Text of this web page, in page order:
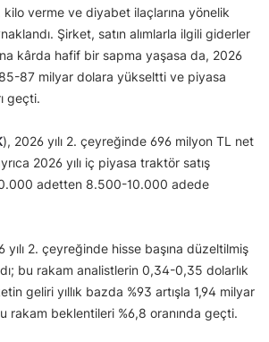
kilo verme ve diyabet ilaçlarına yönelik
Şirket, satın alımlarla ilgili giderler
kârda hafif bir sapma yaşasa da, 2026
85-87 milyar dolara yükseltti ve piyasa
geçti.
), 2026 yılı 2. çeyreğinde 696 milyon TL net
2026 yılı iç piyasa traktör satış
adetten 8.500-10.000 adede
yılı 2. çeyreğinde hisse başına düzeltilmiş
bu rakam analistlerin 0,34-0,35 dolarlık
geliri yıllık bazda %93 artışla 1,94 milyar
rakam beklentileri %6,8 oranında geçti.